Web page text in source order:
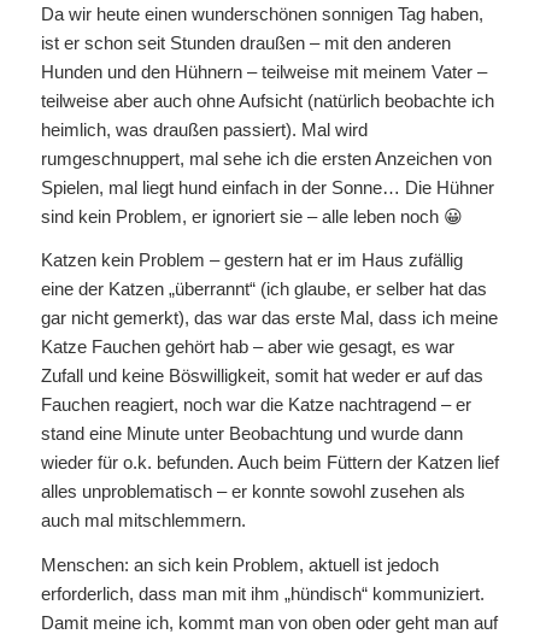
Da wir heute einen wunderschönen sonnigen Tag haben,
ist er schon seit Stunden draußen – mit den anderen
Hunden und den Hühnern – teilweise mit meinem Vater –
teilweise aber auch ohne Aufsicht (natürlich beobachte ich
heimlich, was draußen passiert). Mal wird
rumgeschnuppert, mal sehe ich die ersten Anzeichen von
Spielen, mal liegt hund einfach in der Sonne… Die Hühner
sind kein Problem, er ignoriert sie – alle leben noch 😀
Katzen kein Problem – gestern hat er im Haus zufällig
eine der Katzen „überrannt“ (ich glaube, er selber hat das
gar nicht gemerkt), das war das erste Mal, dass ich meine
Katze Fauchen gehört hab – aber wie gesagt, es war
Zufall und keine Böswilligkeit, somit hat weder er auf das
Fauchen reagiert, noch war die Katze nachtragend – er
stand eine Minute unter Beobachtung und wurde dann
wieder für o.k. befunden. Auch beim Füttern der Katzen lief
alles unproblematisch – er konnte sowohl zusehen als
auch mal mitschlemmern.
Menschen: an sich kein Problem, aktuell ist jedoch
erforderlich, dass man mit ihm „hündisch“ kommuniziert.
Damit meine ich, kommt man von oben oder geht man auf